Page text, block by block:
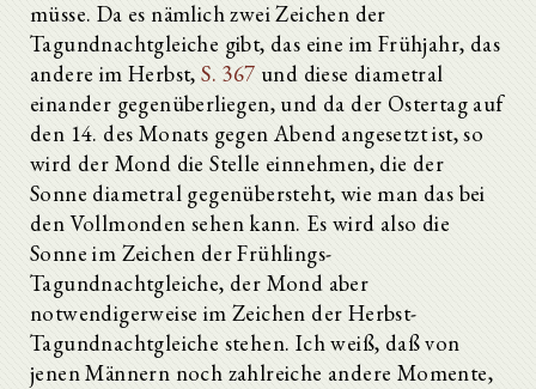
müsse. Da es nämlich zwei Zeichen der
Tagundnachtgleiche gibt, das eine im Frühjahr, das
andere im Herbst,S. 367 und diese diametral
einander gegenüberliegen, und da der Ostertag auf
den 14. des Monats gegen Abend angesetzt ist, so
wird der Mond die Stelle einnehmen, die der
Sonne diametral gegenübersteht, wie man das bei
den Vollmonden sehen kann. Es wird also die
Sonne im Zeichen der Frühlings-
Tagundnachtgleiche, der Mond aber
notwendigerweise im Zeichen der Herbst-
Tagundnachtgleiche stehen. Ich weiß, daß von
jenen Männern noch zahlreiche andere Momente,